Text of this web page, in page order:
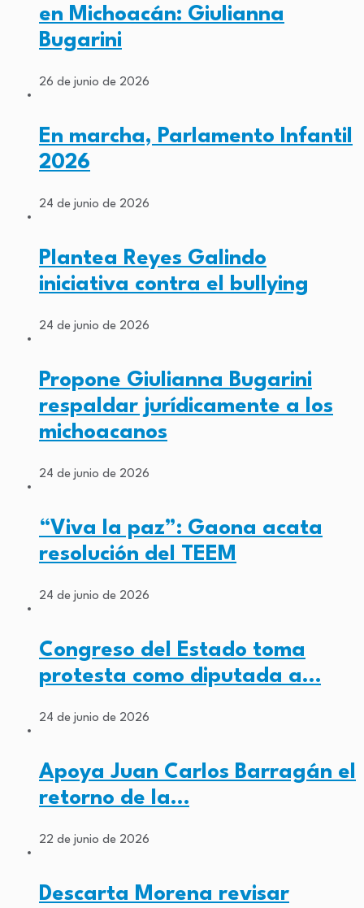
en Michoacán: Giulianna
Bugarini
26 de junio de 2026
En marcha, Parlamento Infantil
2026
24 de junio de 2026
Plantea Reyes Galindo
iniciativa contra el bullying
24 de junio de 2026
Propone Giulianna Bugarini
respaldar jurídicamente a los
michoacanos
24 de junio de 2026
“Viva la paz”: Gaona acata
resolución del TEEM
24 de junio de 2026
Congreso del Estado toma
protesta como diputada a…
24 de junio de 2026
Apoya Juan Carlos Barragán el
retorno de la…
22 de junio de 2026
Descarta Morena revisar